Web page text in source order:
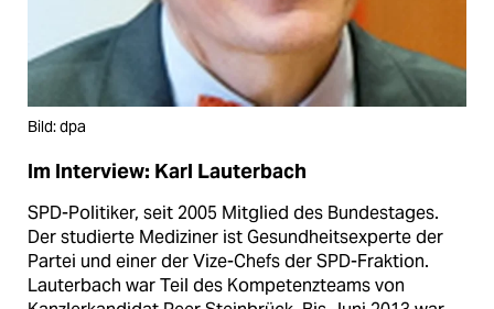
Bild: dpa
Im Interview: Karl Lauterbach
SPD-Politiker, seit 2005 Mitglied des Bundestages.
Der studierte Mediziner ist Gesundheitsexperte der
Partei und einer der Vize-Chefs der SPD-Fraktion.
Lauterbach war Teil des Kompetenzteams von